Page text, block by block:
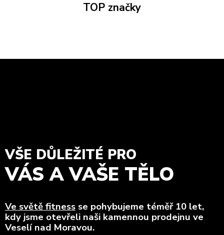
TOP značky
VŠE DŮLEŽITÉ PRO
VÁS A VAŠE TĚLO
Ve světě fitness se pohybujeme téměř 10 let,
kdy jsme otevřeli naši kamennou prodejnu ve
Veselí nad Moravou.